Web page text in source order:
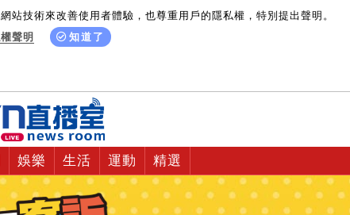
站技術來改善使用者體驗，也尊重用戶的隱私權，特別提出聲明。
聲明
知道了
娛樂 生活 運動 精選